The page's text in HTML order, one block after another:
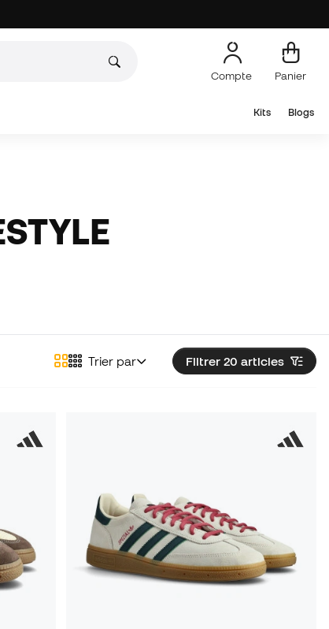
Compte Panier
Kits Blogs
Filtrer 20 articles
Trier par